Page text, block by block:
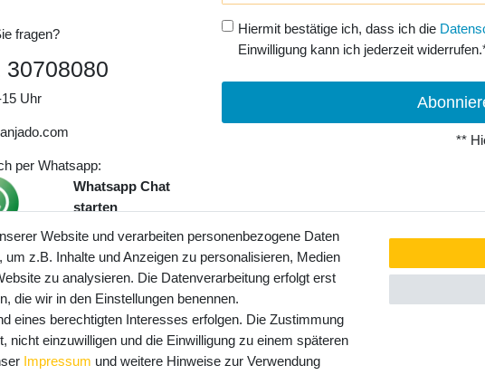
fragen?
30708080
Uhr
per Whatsapp:
Whatsapp Chat
starten
inkl. gesetzl. MwSt. und
und Versandkosten
Hiermit bestätige ich, dass ich die
Einwilligung kann ich jederzeit
**
Website und verarbeiten personenbezogene Daten
z.B. Inhalte und Anzeigen zu personalisieren, Medien
zu analysieren. Die Datenverarbeitung erfolgt erst
die wir in den Einstellungen benennen.
eines berechtigten Interesses erfolgen. Die Zustimmung
einzuwilligen und die Einwilligung zu einem späteren
Impressum und weitere Hinweise zur Verwendung